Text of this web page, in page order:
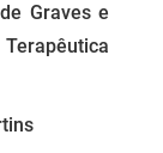
Graves e